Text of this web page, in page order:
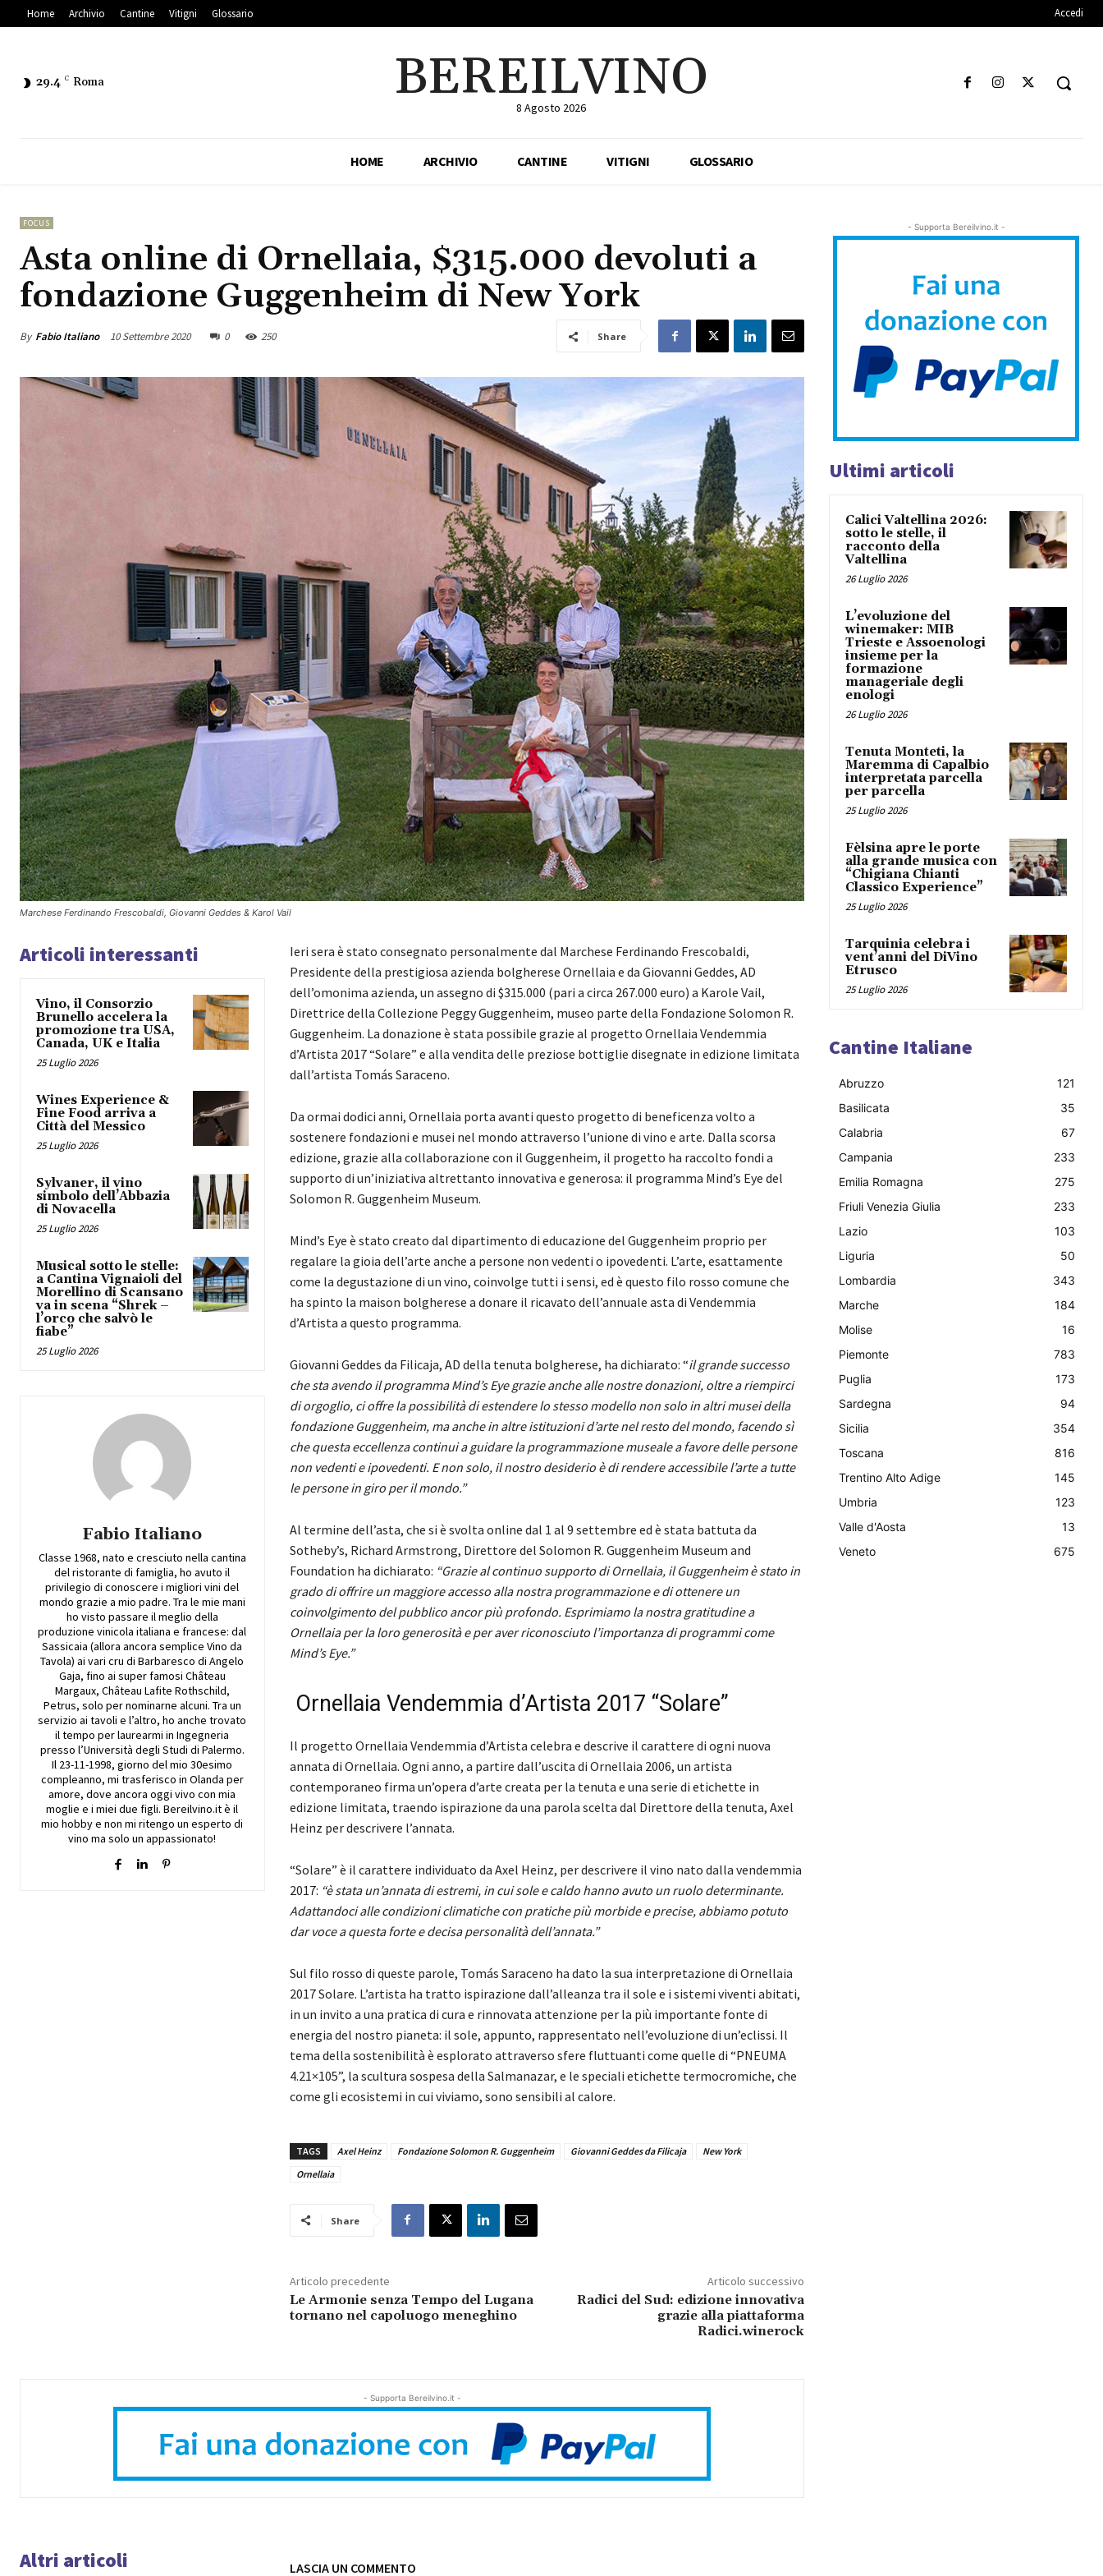
Home Archivio Cantine Vitigni Glossario Accedi
29.4 C Roma BEREILVINO
8 Agosto 2026
HOME ARCHIVIO CANTINE VITIGNI GLOSSARIO
FOCUS
Asta online di Ornellaia, $315.000 devoluti a
fondazione Guggenheim di New York
By Fabio Italiano 10 Settembre 2020 0 250 Share
Marchese Ferdinando Frescobaldi, Giovanni Geddes & Karol Vail
Articoli interessanti
Vino, il Consorzio
Brunello accelera la
promozione tra USA,
Canada, UK e Italia
25 Luglio 2026
Wines Experience &
Fine Food arriva a
Città del Messico
25 Luglio 2026
Sylvaner, il vino
simbolo dell’Abbazia
di Novacella
25 Luglio 2026
Musical sotto le stelle:
a Cantina Vignaioli del
Morellino di Scansano
va in scena “Shrek –
l’orco che salvò le
fiabe”
25 Luglio 2026
Fabio Italiano
Classe 1968, nato e cresciuto nella cantina
del ristorante di famiglia, ho avuto il
privilegio di conoscere i migliori vini del
mondo grazie a mio padre. Tra le mie mani
ho visto passare il meglio della
produzione vinicola italiana e francese: dal
Sassicaia (allora ancora semplice Vino da
Tavola) ai vari cru di Barbaresco di Angelo
Gaja, fino ai super famosi Château
Margaux, Château Lafite Rothschild,
Petrus, solo per nominarne alcuni. Tra un
servizio ai tavoli e l’altro, ho anche trovato
il tempo per laurearmi in Ingegneria
presso l’Università degli Studi di Palermo.
Il 23-11-1998, giorno del mio 30esimo
compleanno, mi trasferisco in Olanda per
amore, dove ancora oggi vivo con mia
moglie e i miei due figli. Bereilvino.it è il
mio hobby e non mi ritengo un esperto di
vino ma solo un appassionato!
Ieri sera è stato consegnato personalmente dal Marchese Ferdinando Frescobaldi,
Presidente della prestigiosa azienda bolgherese Ornellaia e da Giovanni Geddes, AD
dell’omonima azienda, un assegno di $315.000 (pari a circa 267.000 euro) a Karole Vail,
Direttrice della Collezione Peggy Guggenheim, museo parte della Fondazione Solomon R.
Guggenheim. La donazione è stata possibile grazie al progetto Ornellaia Vendemmia
d’Artista 2017 “Solare” e alla vendita delle preziose bottiglie disegnate in edizione limitata
dall’artista Tomás Saraceno.
Da ormai dodici anni, Ornellaia porta avanti questo progetto di beneficenza volto a
sostenere fondazioni e musei nel mondo attraverso l’unione di vino e arte. Dalla scorsa
edizione, grazie alla collaborazione con il Guggenheim, il progetto ha raccolto fondi a
supporto di un’iniziativa altrettanto innovativa e generosa: il programma Mind’s Eye del
Solomon R. Guggenheim Museum.
Mind’s Eye è stato creato dal dipartimento di educazione del Guggenheim proprio per
regalare la gioia dell’arte anche a persone non vedenti o ipovedenti. L’arte, esattamente
come la degustazione di un vino, coinvolge tutti i sensi, ed è questo filo rosso comune che
ha spinto la maison bolgherese a donare il ricavato dell’annuale asta di Vendemmia
d’Artista a questo programma.
Giovanni Geddes da Filicaja, AD della tenuta bolgherese, ha dichiarato: “il grande successo
che sta avendo il programma Mind’s Eye grazie anche alle nostre donazioni, oltre a riempirci
di orgoglio, ci offre la possibilitàdi estendere lo stesso modello non solo in altri musei della
fondazione Guggenheim, ma anche in altre istituzioni d’arte nel resto del mondo, facendo sì
che questa eccellenza continui a guidare la programmazione museale a favore delle persone
non vedenti e ipovedenti. E non solo, il nostro desiderio è di rendere accessibile l’arte a tutte
le persone in giro per il mondo.”
Al termine dell’asta, che si è svolta online dal 1 al 9 settembre ed è stata battuta da
Sotheby’s, Richard Armstrong, Direttore del Solomon R. Guggenheim Museum and
Foundation ha dichiarato: “Grazie al continuo supporto di Ornellaia, il Guggenheim è stato in
grado di offrire un maggiore accesso alla nostra programmazione edi ottenere un
coinvolgimento del pubblico ancor più profondo. Esprimiamo la nostra gratitudine a
Ornellaia per la loro generosità e per aver riconosciuto l’importanza di programmi come
Mind’s Eye.”
Ornellaia Vendemmia d’Artista 2017 “Solare”
Il progetto Ornellaia Vendemmia d’Artista celebra e descrive il carattere di ogni nuova
annata di Ornellaia. Ogni anno, a partire dall’uscita di Ornellaia 2006, un artista
contemporaneo firma un’opera d’arte creata per la tenuta e una serie di etichette in
edizione limitata, traendo ispirazione da una parola scelta dal Direttore della tenuta, Axel
Heinz per descrivere l’annata.
“Solare” è il carattere individuato da Axel Heinz, per descrivere il vino nato dalla vendemmia
2017: “è stata un’annata di estremi, in cui sole e caldo hanno avuto un ruolo determinante.
Adattandoci alle condizioni climatiche con pratiche più morbide e precise, abbiamo potuto
dar voce a questa forte e decisa personalità dell’annata.”
Sul filo rosso di queste parole, Tomás Saraceno ha dato la sua interpretazione di Ornellaia
2017 Solare. L’artista ha tratto ispirazione dall’alleanza tra il sole e i sistemi viventi abitati,
in un invito a una pratica di cura e rinnovata attenzione per la più importante fonte di
energia del nostro pianeta: il sole, appunto, rappresentato nell’evoluzione di un’eclissi. Il
tema della sostenibilità è esplorato attraverso sfere fluttuanti come quelle di “PNEUMA
4.21×105”, la scultura sospesa della Salmanazar, e le speciali etichette termocromiche, che
come gli ecosistemi in cui viviamo, sono sensibili al calore.
TAGS Axel Heinz Fondazione Solomon R. Guggenheim Giovanni Geddes da Filicaja
New York
Ornellaia
Share
Articolo precedente
Le Armonie senza Tempo del Lugana
tornano nel capoluogo meneghino
Articolo successivo
Radici del Sud: edizione innovativa
grazie alla piattaforma
Radici.winerock
- Supporta Bereilvino.it -
Altri articoli LASCIA UN COMMENTO
- Supporta Bereilvino.it -
Ultimi articoli
Calici Valtellina 2026:
sotto le stelle, il
racconto della
Valtellina
26 Luglio 2026
L’evoluzione del
winemaker: MIB
Trieste e Assoenologi
insieme per la
formazione
manageriale degli
enologi
26 Luglio 2026
Tenuta Monteti, la
Maremma di Capalbio
interpretata parcella
per parcella
25 Luglio 2026
Fèlsina apre le porte
alla grande musica con
“Chigiana Chianti
Classico Experience”
25 Luglio 2026
Tarquinia celebra i
vent’anni del DiVino
Etrusco
25 Luglio 2026
Cantine Italiane
Abruzzo
121
Basilicata
35
Calabria
67
Campania
233
Emilia Romagna
275
Friuli Venezia Giulia
233
Lazio
103
Liguria
50
Lombardia
343
Marche
184
Molise
16
Piemonte
783
Puglia
173
Sardegna
94
Sicilia
354
Toscana
816
Trentino Alto Adige
145
Umbria
123
Valle d'Aosta
13
Veneto
675